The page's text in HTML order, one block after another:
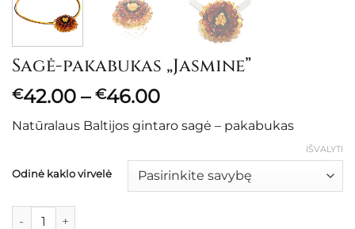
Sagė-pakabukas „Jasmine”
€42.00 – €46.00Price
range:
€42.00
€46.00
Natūralaus Baltijos gintaro sagė – pakabukas
Odinė kaklo virvelė
IŠVALYTI
produkto kiekis: Sagė-pakabukas „Jasmine"